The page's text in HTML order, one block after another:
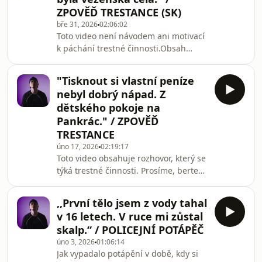
urážet, dehonestovat, ani šířit
nenávist. Prezentované informace
slouží pouze jako edukativní a
informativní materiál k objasnění
složité a náročné činnosti, kterou cizin
ZPOVĚĎ TRESTANCE (SK)
bře 31, 202602:06:02
Toto video není návodem ani motivací
k páchání trestné činnosti.Obsah
charakter. V žádném případě není
naším záměrem podněcovat diváky k
jakýmkoliv nezákonným
činům.Instagram hosta (kdyby jste se
chtěli něco doptat)
https://www.instagram.com/kristiankrupaMediální
podpora:
https://chorusmedia.cz/stnDříve než
na YT, bez reklam a c
"Tisknout si vlastní peníze
nebyl dobrý nápad. Z
dětského pokoje na
Pankrác." / ZPOVĚĎ
TRESTANCE
úno 17, 202602:19:17
Toto video obsahuje rozhovor, který se
týká trestné činnosti. Prosíme, berte
Účelem videa není nabádat k
protiprávnímu jednání ani ho jakkoliv
propagovat, ale slouží pouze k
edukativním a informativním účelům.
Žádné z činů popsaných v tomto videu
,,První tělo jsem z vody tahal
v 16 letech. V ruce mi zůstal
skalp.“ / POLICEJNÍ POTÁPĚČ
úno 3, 202601:06:14
Jak vypadalo potápění v době, kdy si